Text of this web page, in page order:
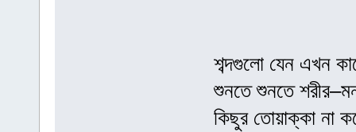
শব্দগুলো যেন এখন
শুনতে শুনতে
কিছুর তোয়াক্কা না